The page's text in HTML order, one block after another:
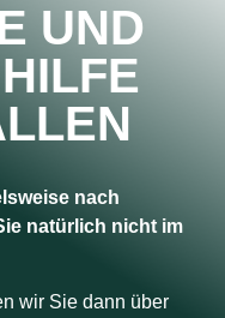
UND
nach
natürlich nicht im
wir Sie dann über